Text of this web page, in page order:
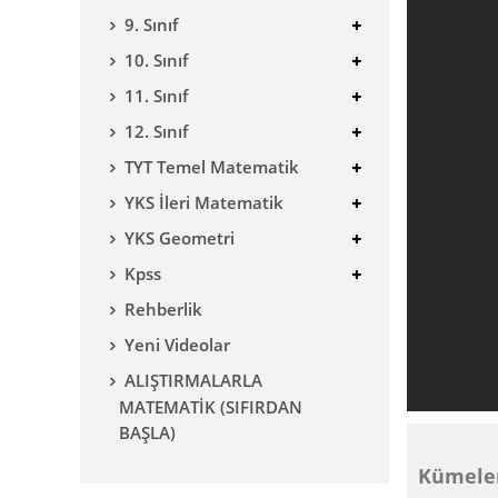
9. Sınıf
10. Sınıf
11. Sınıf
12. Sınıf
TYT Temel Matematik
YKS İleri Matematik
YKS Geometri
Kpss
Rehberlik
Yeni Videolar
ALIŞTIRMALARLA
MATEMATİK (SIFIRDAN
BAŞLA)